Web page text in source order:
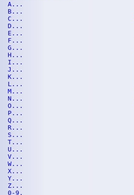
A...
B...
C...
D...
E...
F...
G...
H...
I...
J...
K...
L...
M...
N...
O...
P...
Q...
R...
S...
T...
U...
V...
W...
X...
Y...
Z...
0-9.